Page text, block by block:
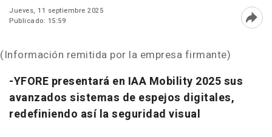
Jueves, 11 septiembre 2025
Publicado: 15:59
(Información remitida por la empresa firmante)
-YFORE presentará en IAA Mobility 2025 sus
avanzados sistemas de espejos digitales,
redefiniendo así la seguridad visual